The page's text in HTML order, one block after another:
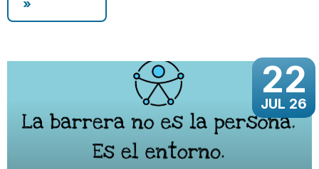
»
22
JUL 26